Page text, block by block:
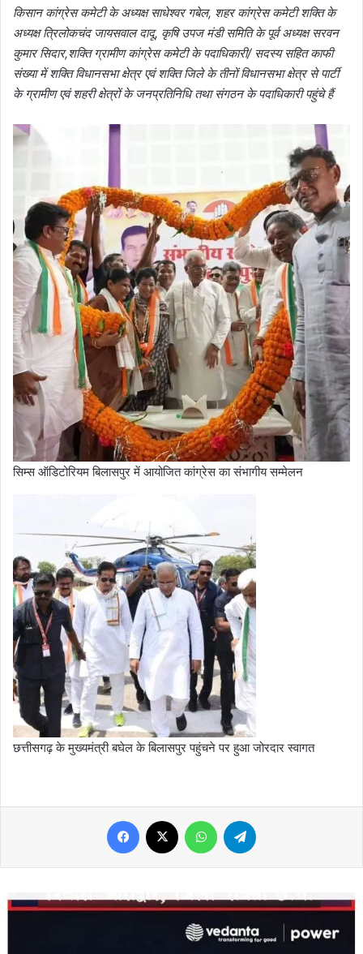
किसान कांग्रेस कमेटी के अध्यक्ष साधेश्वर गबेल, शहर कांग्रेस कमेटी शक्ति के
अध्यक्ष त्रिलोकचंद जायसवाल दादू, कृषि उपज मंडी समिति के पूर्व अध्यक्ष सरवन
कुमार सिदार,शक्ति ग्रामीण कांग्रेस कमेटी के पदाधिकारी/ सदस्य सहित काफी
संख्या में शक्ति विधानसभा क्षेत्र एवं शक्ति जिले के तीनों विधानसभा क्षेत्र से पार्टी
के ग्रामीण एवं शहरी क्षेत्रों के जनप्रतिनिधि तथा संगठन के पदाधिकारी पहुंचे हैं
सिम्स ऑडिटोरियम बिलासपुर में आयोजित कांग्रेस का संभागीय सम्मेलन
छत्तीसगढ़ के मुख्यमंत्री बघेल के बिलासपुर पहुंचने पर हुआ जोरदार स्वागत
Facebook WhatsApp